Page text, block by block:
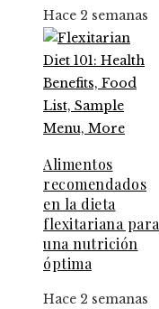
Hace 2 semanas
Alimentos
recomendados
en la dieta
flexitariana para
una nutrición
óptima
Hace 2 semanas